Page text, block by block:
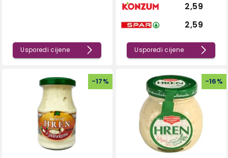
Usporedi cijene
2,59
2,59
Usporedi cijene
-17% -16%